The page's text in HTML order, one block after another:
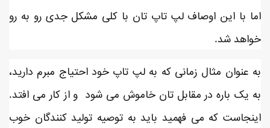
اما با این اوصاف لپ تاپ تان با کلی مشکل جدی رو به رو
خواهد شد.
به عنوان مثال زمانی که به لپ تاپ خود احتیاج مبرم دارید،
به یک باره در مقابل تان خاموش می شود و از کار می افتد.
اینجاست که می فهمید باید به توصیه تولید کنندگان خوب